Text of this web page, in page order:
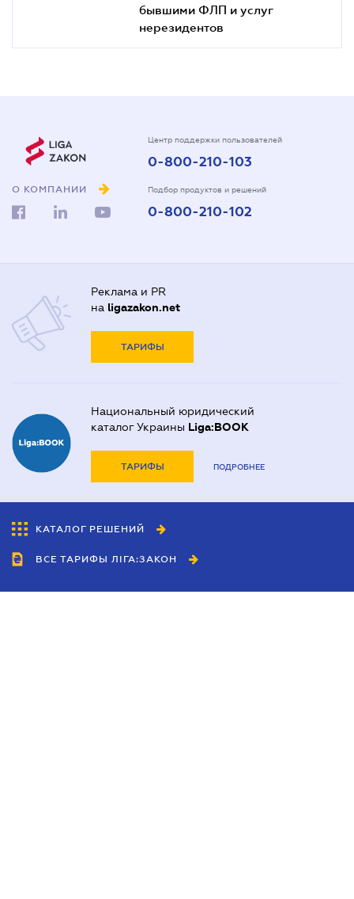
бывшими ФЛП и услуг
нерезидентов
О КОМПАНИИ
Центр поддержки пользователей
0-800-210-103
Подбор продуктов и решений
0-800-210-102
Реклама и PR
на ligazakon.net
ТАРИФЫ
Национальный юридический
каталог Украины Liga:BOOK
ТАРИФЫ ПОДРОБНЕЕ
КАТАЛОГ РЕШЕНИЙ
ВСЕ ТАРИФЫ ЛІГА:ЗАКОН